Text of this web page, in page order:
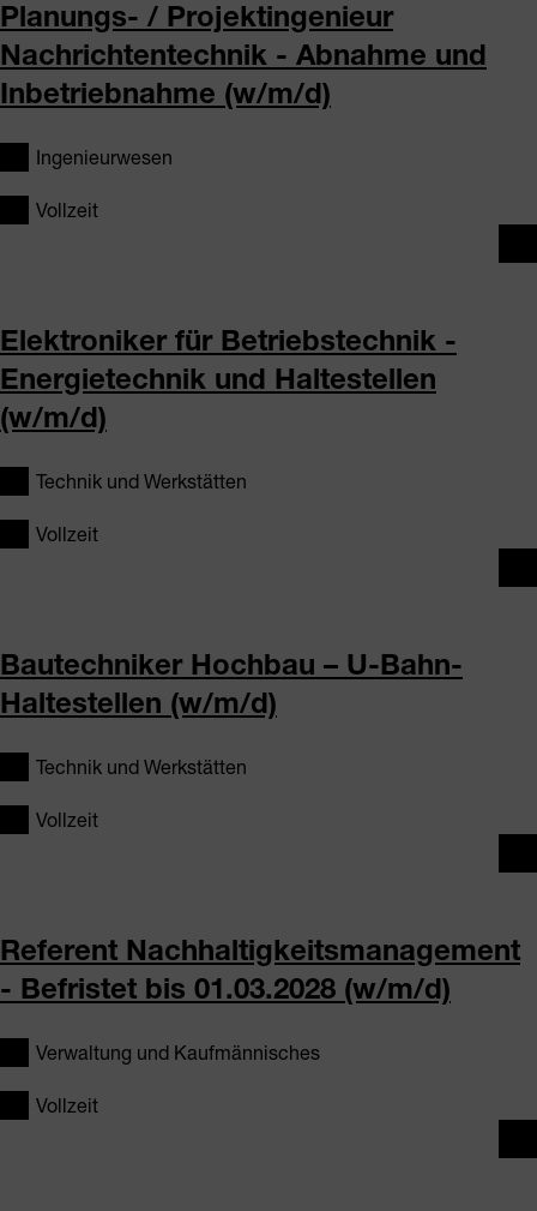
Planungs- / Projektingenieur
Nachrichtentechnik - Abnahme und
Inbetriebnahme (w/m/d)
Ingenieurwesen
Vollzeit
Elektroniker für Betriebstechnik -
Energietechnik und Haltestellen
(w/m/d)
Technik und Werkstätten
Vollzeit
Bautechniker Hochbau – U-Bahn-
Haltestellen (w/m/d)
Technik und Werkstätten
Vollzeit
Referent Nachhaltigkeitsmanagement
- Befristet bis 01.03.2028 (w/m/d)
Verwaltung und Kaufmännisches
Vollzeit